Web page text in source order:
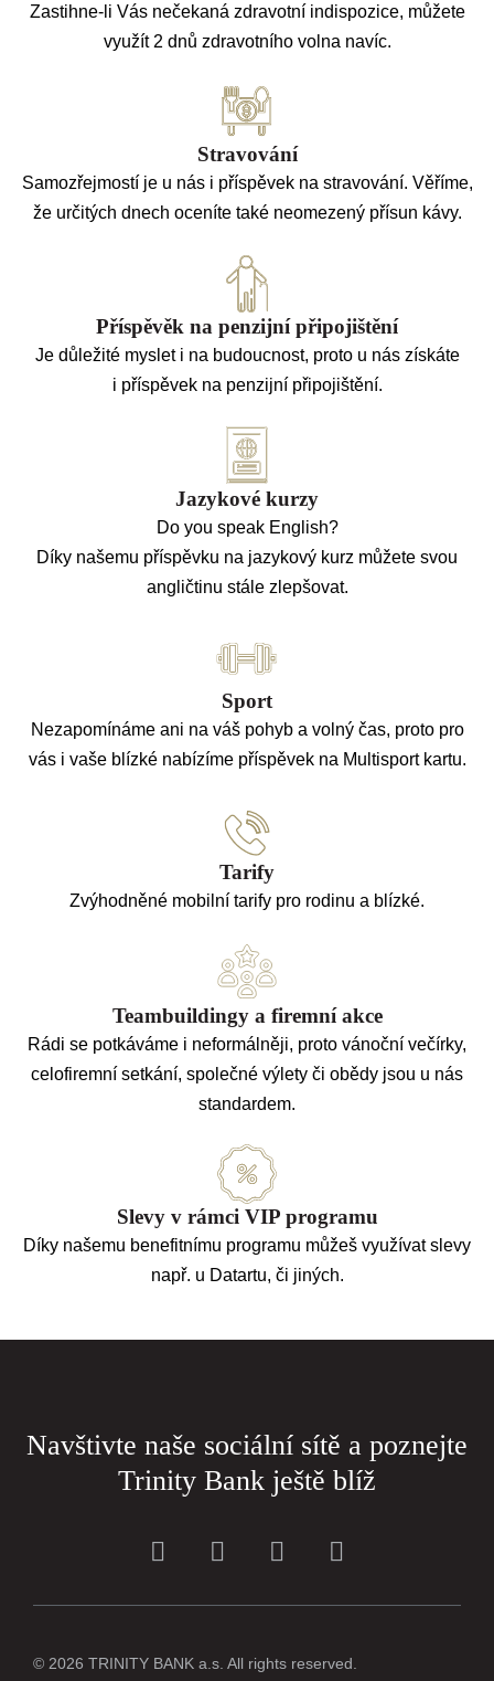
Zastihne-li Vás nečekaná zdravotní indispozice, můžete
využít 2 dnů zdravotního volna navíc.
Stravování
Samozřejmostí je u nás i příspěvek na stravování. Věříme,
že určitých dnech oceníte také neomezený přísun kávy.
Příspěvěk na penzijní připojištění
Je důležité myslet i na budoucnost, proto u nás získáte
i příspěvek na penzijní připojištění.
Jazykové kurzy
Do you speak English?
Díky našemu příspěvku na jazykový kurz můžete svou
angličtinu stále zlepšovat.
Sport
Nezapomínáme ani na váš pohyb a volný čas, proto pro
vás i vaše blízké nabízíme příspěvek na Multisport kartu.
Tarify
Zvýhodněné mobilní tarify pro rodinu a blízké.
Teambuildingy a firemní akce
Rádi se potkáváme i neformálněji, proto vánoční večírky,
celofiremní setkání, společné výlety či obědy jsou u nás
standardem.
Slevy v rámci VIP programu
Díky našemu benefitnímu programu můžeš využívat slevy
např. u Datartu, či jiných.
Navštivte naše sociální sítě a poznejte
Trinity Bank ještě blíž
© 2026 TRINITY BANK a.s. All rights reserved.